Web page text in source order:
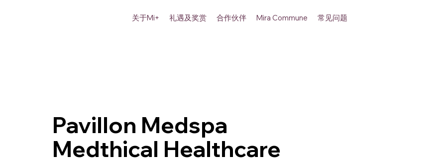
关于Mi+ 礼遇及奖赏 合作伙伴 Mira Commune 常见问题
Pavillon Medspa
Medthical Healthcare